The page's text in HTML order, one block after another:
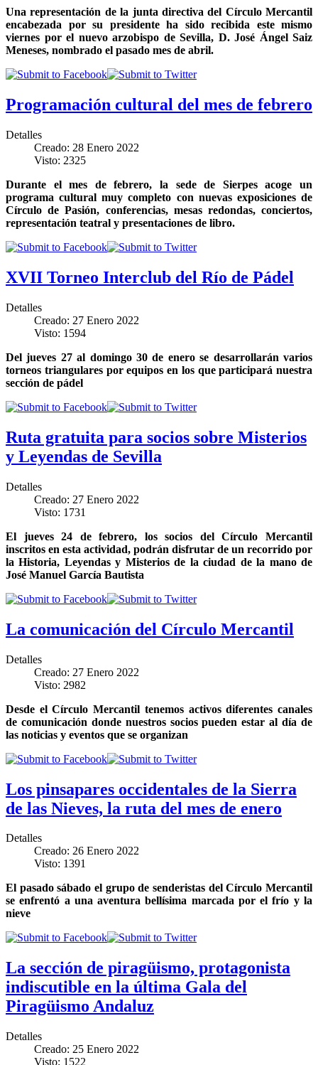
Una representación de la junta directiva del Círculo Mercantil
encabezada por su presidente ha sido recibida este mismo
viernes por el nuevo arzobispo de Sevilla, D. José Ángel Saiz
Meneses, nombrado el pasado mes de abril.
Programación cultural del mes de febrero
Detalles
Creado: 28 Enero 2022
Visto: 2325
Durante el mes de febrero, la sede de Sierpes acoge un
programa cultural muy completo con nuevas exposiciones de
Círculo de Pasión, conferencias, mesas redondas, conciertos,
representación teatral y presentaciones de libro.
XVII Torneo Interclub del Río de Pádel
Detalles
Creado: 27 Enero 2022
Visto: 1594
Del jueves 27 al domingo 30 de enero se desarrollarán varios
torneos triangulares por equipos en los que participará nuestra
sección de pádel
Ruta gratuita para socios sobre Misterios
y Leyendas de Sevilla
Detalles
Creado: 27 Enero 2022
Visto: 1731
El jueves 24 de febrero, los socios del Círculo Mercantil
inscritos en esta actividad, podrán disfrutar de un recorrido por
la Historia, Leyendas y Misterios de la ciudad de la mano de
José Manuel García Bautista
La comunicación del Círculo Mercantil
Detalles
Creado: 27 Enero 2022
Visto: 2982
Desde el Círculo Mercantil tenemos activos diferentes canales
de comunicación donde nuestros socios pueden estar al día de
las noticias y eventos que se organizan
Los pinsapares occidentales de la Sierra
de las Nieves, la ruta del mes de enero
Detalles
Creado: 26 Enero 2022
Visto: 1391
El pasado sábado el grupo de senderistas del Círculo Mercantil
se enfrentó a una aventura bellísima marcada por el frío y la
nieve
La sección de piragüismo, protagonista
indiscutible en la última Gala del
Piragüismo Andaluz
Detalles
Creado: 25 Enero 2022
Visto: 1522